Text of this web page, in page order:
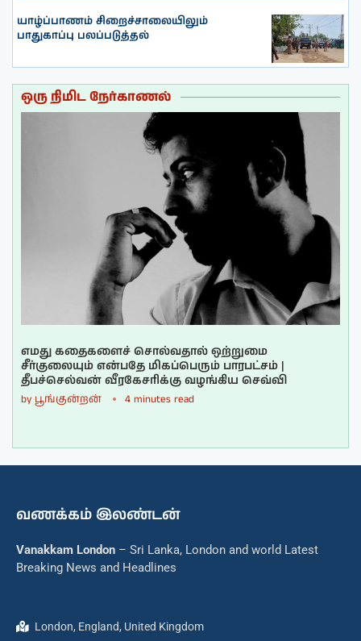
யாழ்ப்பாணம் சிறைச்சாலையிலும்
பாதுகாப்பு பலப்படுத்தல்
ஒரு நிமிட நேர்காணல்
எமது கதைகளைச் சொல்வதால் ஒற்றுமை
சீர்குலையும் என்பதே மிகப்பெரும் பாரபட்சம் |
தீபச்செல்வன் வீரகேசரிக்கு வழங்கிய செவ்வி
by பூங்குன்றன் 4 minutes read
வணக்கம் இலண்டன்
Vanakkam London – Sri Lanka, London and world Latest
Breaking News and Headlines
London, England, United Kingdom